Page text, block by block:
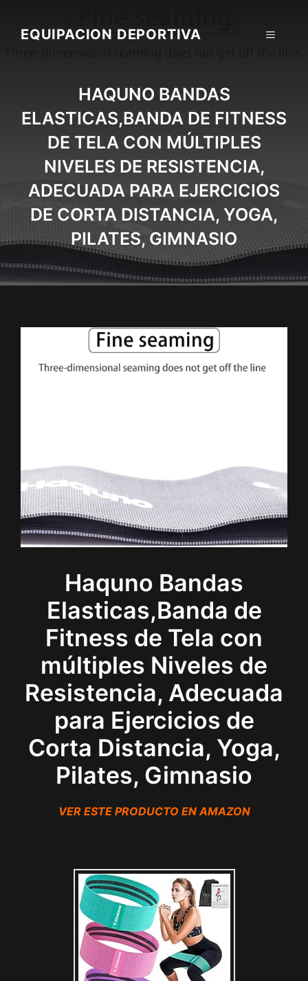
contentEQUIPACION DEPORTIVA MENU
HAQUNO BANDAS
ELASTICAS,BANDA DE FITNESS
DE TELA CON MÚLTIPLES
NIVELES DE RESISTENCIA,
ADECUADA PARA EJERCICIOS
DE CORTA DISTANCIA, YOGA,
PILATES, GIMNASIO
Haquno Bandas
Elasticas,Banda de
Fitness de Tela con
múltiples Niveles de
Resistencia, Adecuada
para Ejercicios de
Corta Distancia, Yoga,
Pilates, Gimnasio
VER ESTE PRODUCTO EN AMAZON